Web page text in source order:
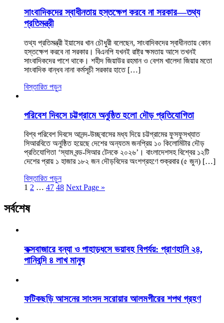
সাংবাদিকদের স্বাধীনতায় হস্তক্ষেপ করবে না সরকার—তথ্য
প্রতিমন্ত্রী
তথ্য প্রতিমন্ত্রী ইয়াসের খান চৌধুরী বলেছেন, সাংবাদিকদের স্বাধীনতায় কোন
হস্তক্ষেপ করবে না সরকার। বিএনপি যখনই রাষ্ট্র ক্ষমতায় আসে তখনই
সাংবাদিকদের পাশে থাকে। শহীদ জিয়াউর রহমান ও বেগম খালেদা জিয়ার মতো
সাংবাদিক বান্ধব নানা কর্মসূচী সরকার হাতে […]
বিস্তারিত পড়ুন
পরিবেশ দিবসে চট্টগ্রামে অনুষ্ঠিত হলো দৌড় প্রতিযোগিতা
বিশ্ব পরিবেশ দিবসে আনন্দ-উচ্ছ্বাসের মধ্য দিয়ে চট্টগ্রামের ফুসফুসখ্যাত
সিআরবিতে অনুষ্ঠিত হয়েছে দেশের অন্যতম জনপ্রিয় ১০ কিলোমিটার দৌড়
প্রতিযোগিতা ‘স্যাম বন্ড-সিআর টেনকে ২০২৬’। বাংলাদেশসহ বিশ্বের ১২টি
দেশের প্রায় ১ হাজার ১৮২ জন দৌড়বিদের অংশগ্রহণে শুক্রবার (৫ জুন) […]
বিস্তারিত পড়ুন
1 2 … 47 48 Next Page »
সর্বশেষ
কক্সবাজারে বন্যা ও পাহাড়ধসে ভয়াবহ বিপর্যয়: প্রাণহানি ২৪,
পানিবন্দি ৪ লাখ মানুষ
ফটিকছড়ি আসনের সাংসদ সরোয়ার আলমগীরের শপথ গ্রহণ